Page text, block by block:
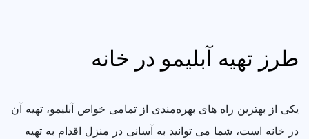
طرز تهیه آبلیمو در خانه
یکی از بهترین راه‌ های بهره‌مندی از تمامی خواص آبلیمو، تهیه آن
در خانه است، شما می توانید به آسانی در منزل اقدام به تهیه